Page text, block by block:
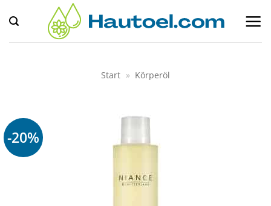
Inhalt
springen
Start » Körperöl
-20%